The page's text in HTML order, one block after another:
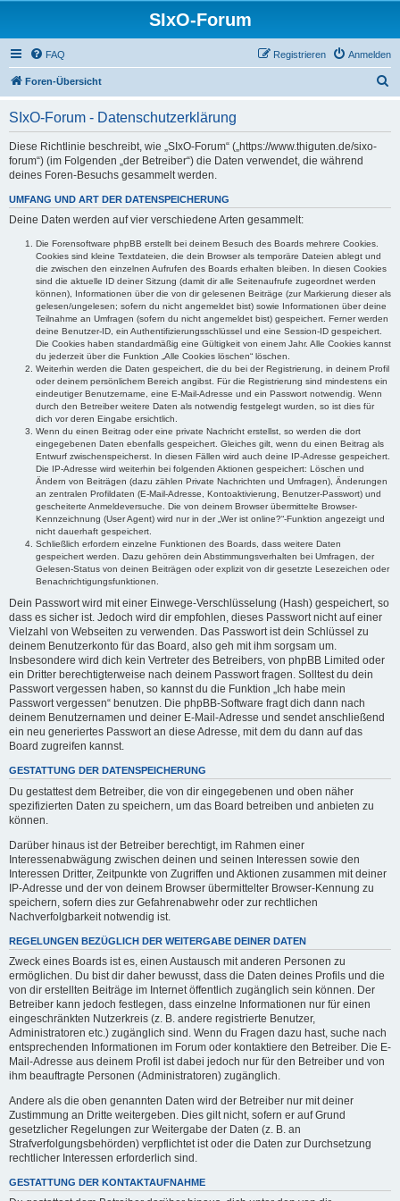
SIxO-Forum
FAQ Anmelden
Registrieren
Foren-Übersicht
SIxO-Forum - Datenschutzerklärung
Diese Richtlinie beschreibt, wie „SIxO-Forum“ („https://www.thiguten.de/sixo-
forum“) (im Folgenden „der Betreiber“) die Daten verwendet, die während
deines Foren-Besuchs gesammelt werden.
UMFANG UND ART DER DATENSPEICHERUNG
Deine Daten werden auf vier verschiedene Arten gesammelt:
Die Forensoftware phpBB erstellt bei deinem Besuch des Boards mehrere Cookies.
Cookies sind kleine Textdateien, die dein Browser als temporäre Dateien ablegt und
die zwischen den einzelnen Aufrufen des Boards erhalten bleiben. In diesen Cookies
sind die aktuelle ID deiner Sitzung (damit dir alle Seitenaufrufe zugeordnet werden
können), Informationen über die von dir gelesenen Beiträge (zur Markierung dieser als
gelesen/ungelesen; sofern du nicht angemeldet bist) sowie Informationen über deine
Teilnahme an Umfragen (sofern du nicht angemeldet bist) gespeichert. Ferner werden
deine Benutzer-ID, ein Authentifizierungsschlüssel und eine Session-ID gespeichert.
Die Cookies haben standardmäßig eine Gültigkeit von einem Jahr. Alle Cookies kannst
du jederzeit über die Funktion „Alle Cookies löschen“ löschen.
Weiterhin werden die Daten gespeichert, die du bei der Registrierung, in deinem Profil
oder deinem persönlichem Bereich angibst. Für die Registrierung sind mindestens ein
eindeutiger Benutzername, eine E-Mail-Adresse und ein Passwort notwendig. Wenn
durch den Betreiber weitere Daten als notwendig festgelegt wurden, so ist dies für
dich vor deren Eingabe ersichtlich.
Wenn du einen Beitrag oder eine private Nachricht erstellst, so werden die dort
eingegebenen Daten ebenfalls gespeichert. Gleiches gilt, wenn du einen Beitrag als
Entwurf zwischenspeicherst. In diesen Fällen wird auch deine IP-Adresse gespeichert.
Die IP-Adresse wird weiterhin bei folgenden Aktionen gespeichert: Löschen und
Ändern von Beiträgen (dazu zählen Private Nachrichten und Umfragen), Änderungen
an zentralen Profildaten (E-Mail-Adresse, Kontoaktivierung, Benutzer-Passwort) und
gescheiterte Anmeldeversuche. Die von deinem Browser übermittelte Browser-
Kennzeichnung (User Agent) wird nur in der „Wer ist online?“-Funktion angezeigt und
nicht dauerhaft gespeichert.
Schließlich erfordern einzelne Funktionen des Boards, dass weitere Daten
gespeichert werden. Dazu gehören dein Abstimmungsverhalten bei Umfragen, der
Gelesen-Status von deinen Beiträgen oder explizit von dir gesetzte Lesezeichen oder
Benachrichtigungsfunktionen.
Dein Passwort wird mit einer Einwege-Verschlüsselung (Hash) gespeichert, so
dass es sicher ist. Jedoch wird dir empfohlen, dieses Passwort nicht auf einer
Vielzahl von Webseiten zu verwenden. Das Passwort ist dein Schlüssel zu
deinem Benutzerkonto für das Board, also geh mit ihm sorgsam um.
Insbesondere wird dich kein Vertreter des Betreibers, von phpBB Limited oder
ein Dritter berechtigterweise nach deinem Passwort fragen. Solltest du dein
Passwort vergessen haben, so kannst du die Funktion „Ich habe mein
Passwort vergessen“ benutzen. Die phpBB-Software fragt dich dann nach
deinem Benutzernamen und deiner E-Mail-Adresse und sendet anschließend
ein neu generiertes Passwort an diese Adresse, mit dem du dann auf das
Board zugreifen kannst.
GESTATTUNG DER DATENSPEICHERUNG
Du gestattest dem Betreiber, die von dir eingegebenen und oben näher
spezifizierten Daten zu speichern, um das Board betreiben und anbieten zu
können.
Darüber hinaus ist der Betreiber berechtigt, im Rahmen einer
Interessenabwägung zwischen deinen und seinen Interessen sowie den
Interessen Dritter, Zeitpunkte von Zugriffen und Aktionen zusammen mit deiner
IP-Adresse und der von deinem Browser übermittelter Browser-Kennung zu
speichern, sofern dies zur Gefahrenabwehr oder zur rechtlichen
Nachverfolgbarkeit notwendig ist.
REGELUNGEN BEZÜGLICH DER WEITERGABE DEINER DATEN
Zweck eines Boards ist es, einen Austausch mit anderen Personen zu
ermöglichen. Du bist dir daher bewusst, dass die Daten deines Profils und die
von dir erstellten Beiträge im Internet öffentlich zugänglich sein können. Der
Betreiber kann jedoch festlegen, dass einzelne Informationen nur für einen
eingeschränkten Nutzerkreis (z. B. andere registrierte Benutzer,
Administratoren etc.) zugänglich sind. Wenn du Fragen dazu hast, suche nach
entsprechenden Informationen im Forum oder kontaktiere den Betreiber. Die E-
Mail-Adresse aus deinem Profil ist dabei jedoch nur für den Betreiber und von
ihm beauftragte Personen (Administratoren) zugänglich.
Andere als die oben genannten Daten wird der Betreiber nur mit deiner
Zustimmung an Dritte weitergeben. Dies gilt nicht, sofern er auf Grund
gesetzlicher Regelungen zur Weitergabe der Daten (z. B. an
Strafverfolgungsbehörden) verpflichtet ist oder die Daten zur Durchsetzung
rechtlicher Interessen erforderlich sind.
GESTATTUNG DER KONTAKTAUFNAHME